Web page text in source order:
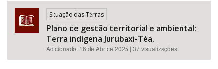
Subtema
Área de Levantamento
Área Protegida
Situação das Terras
Plano de gestão territorial e ambiental:
Terra indígena Jurubaxi-Téa.
Adicionado: 16 de Abr de 2025 | 37 visualizações